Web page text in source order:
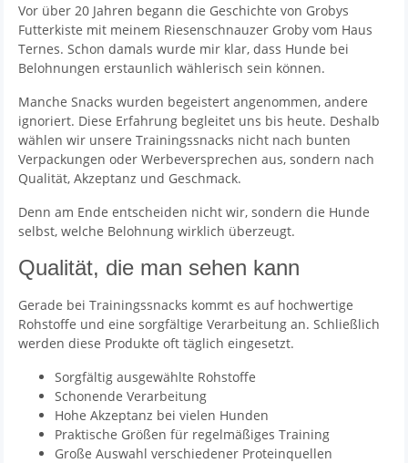
Vor über 20 Jahren begann die Geschichte von Grobys
Futterkiste mit meinem Riesenschnauzer Groby vom Haus
Ternes. Schon damals wurde mir klar, dass Hunde bei
Belohnungen erstaunlich wählerisch sein können.
Manche Snacks wurden begeistert angenommen, andere
ignoriert. Diese Erfahrung begleitet uns bis heute. Deshalb
wählen wir unsere Trainingssnacks nicht nach bunten
Verpackungen oder Werbeversprechen aus, sondern nach
Qualität, Akzeptanz und Geschmack.
Denn am Ende entscheiden nicht wir, sondern die Hunde
selbst, welche Belohnung wirklich überzeugt.
Qualität, die man sehen kann
Gerade bei Trainingssnacks kommt es auf hochwertige
Rohstoffe und eine sorgfältige Verarbeitung an. Schließlich
werden diese Produkte oft täglich eingesetzt.
Sorgfältig ausgewählte Rohstoffe
Schonende Verarbeitung
Hohe Akzeptanz bei vielen Hunden
Praktische Größen für regelmäßiges Training
Große Auswahl verschiedener Proteinquellen